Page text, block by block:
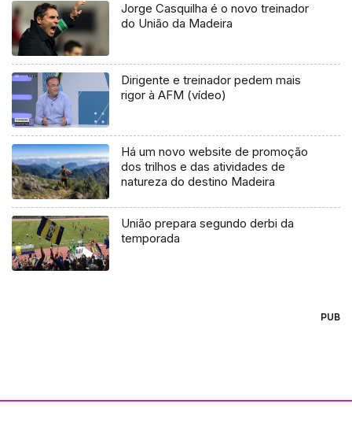
Jorge Casquilha é o novo treinador
do União da Madeira
Dirigente e treinador pedem mais
rigor à AFM (vídeo)
Há um novo website de promoção
dos trilhos e das atividades de
natureza do destino Madeira
União prepara segundo derbi da
temporada
PUB